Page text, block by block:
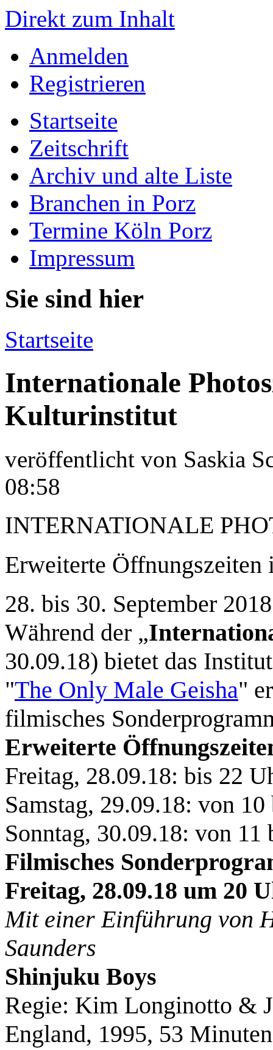
Direkt zum Inhalt
Anmelden
Registrieren
Startseite
Zeitschrift
Archiv und alte Liste
Branchen in Porz
Termine Köln Porz
Impressum
Sie sind hier
Startseite
Internationale
Kulturinstitut
veröffentlicht von Saskia
08:58
INTERNATIONALE
Erweiterte Öffnungszeiten
28. bis 30. September 2018
Während der „
30.09.18) bietet das
"The Only Male Geisha"
filmisches
Erweiterte
Freitag, 28.09.18: bis 22
Samstag, 29.09.18: von
Sonntag, 30.09.18: von 11
Filmisches
Freitag, 28.09.18 um 20
Mit einer Einführung von
Saunders
Shinjuku Boys
Regie: Kim Longinotto &
England, 1995, 53